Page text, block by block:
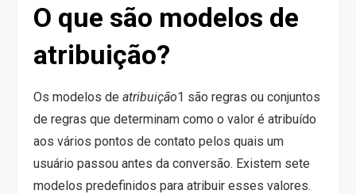
O que são modelos de
atribuição?
Os modelos deatribuição1 são regras ou conjuntos
de regras que determinam como o valor é atribuído
aos vários pontos de contato pelos quais um
usuário passou antes da conversão. Existem sete
modelos predefinidos para atribuir esses valores.